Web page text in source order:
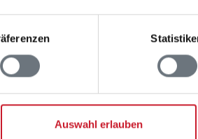
Auswahl erlauben
Sonstiges
Teilweise
Haustyp